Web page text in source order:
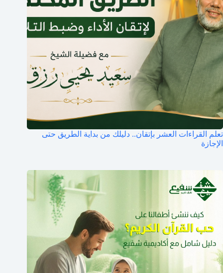
تعلم القراءات العشر بإتقان.. دليلك من بداية الطريق حتى
الإجازة